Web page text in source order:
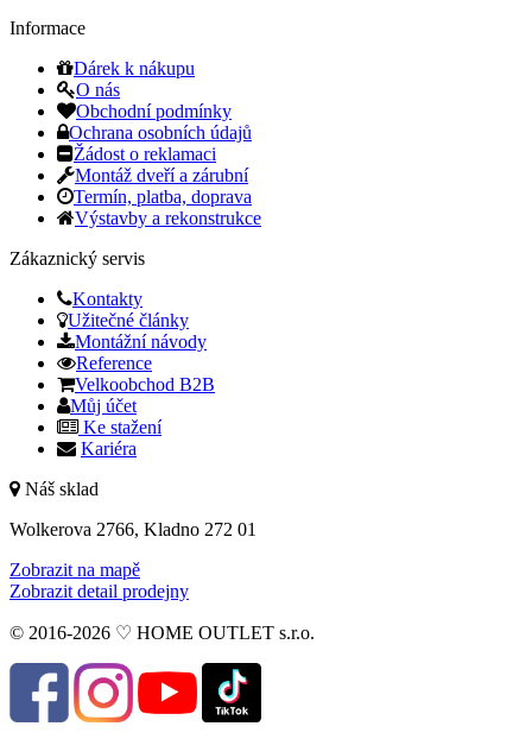
Informace
Dárek k nákupu
O nás
Obchodní podmínky
Ochrana osobních údajů
Žádost o reklamaci
Montáž dveří a zárubní
Termín, platba, doprava
Výstavby a rekonstrukce
Zákaznický servis
Kontakty
Užitečné články
Montážní návody
Reference
Velkoobchod B2B
Můj účet
Ke stažení
Kariéra
Náš sklad
Wolkerova 2766, Kladno 272 01
Zobrazit na mapě
Zobrazit detail prodejny
© 2016-2026 ♡ HOME OUTLET s.r.o.